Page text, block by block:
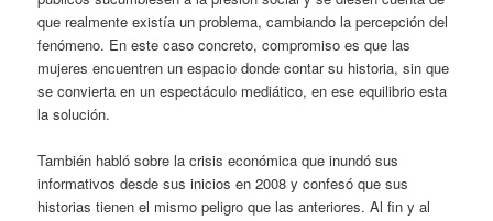
que realmente existía un problema, cambiando la percepción del
fenómeno. En este caso concreto, compromiso es que las
mujeres encuentren un espacio donde contar su historia, sin que
se convierta en un espectáculo mediático, en ese equilibrio esta
la solución.
También habló sobre la crisis económica que inundó sus
informativos desde sus inicios en 2008 y confesó que sus
historias tienen el mismo peligro que las anteriores. Al fin y al